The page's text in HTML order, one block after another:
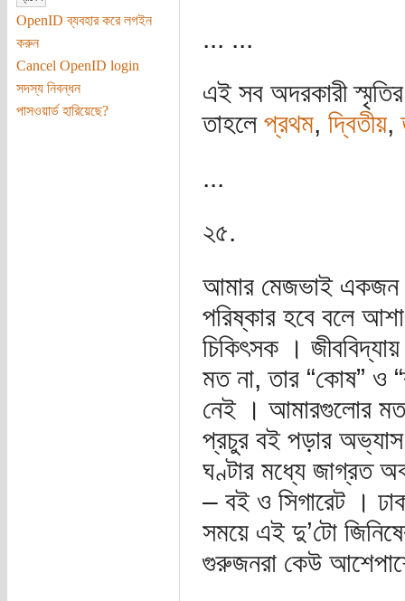
OpenID ব্যবহার করে লগইন
করুন
Cancel OpenID login
সদস্য নিবন্ধন
পাসওয়ার্ড হারিয়েছে?
... ...
এই সব অদরকারী
তাহলে প্রথম, দ্বিতীয়,
...
২৫.
আমার মেজভাই একজন
পরিষ্কার হবে বলে
চিকিৎসক ।
মত না, তার “কোষ” ও
নেই । আমারগুলোর মত
প্রচুর বই পড়ার
ঘণ্টার মধ্যে জাগ্রত
– বই ও সিগারেট ।
সময়ে এই দু’টো
গুরুজনরা কেউ